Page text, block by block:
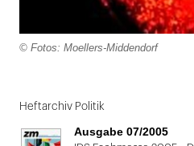
© Fotos: Moellers-Middendorf
1
von
Heftarchiv Politik
Ausgabe 07/2005